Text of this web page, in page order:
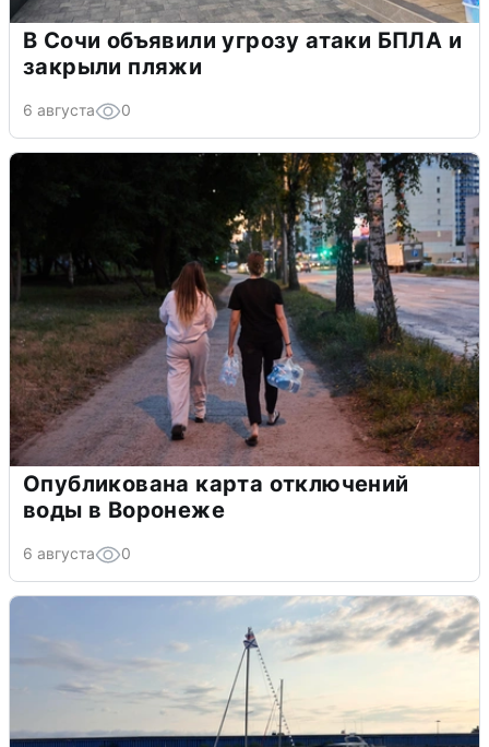
В Сочи объявили угрозу атаки БПЛА и
закрыли пляжи
6 августа 0
Опубликована карта отключений
воды в Воронеже
6 августа 0